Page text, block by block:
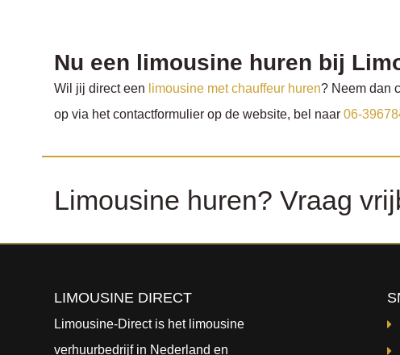
Nu een limousine huren bij
Wil jij direct een limousine met chauffeur huren? Neem dan
op via het contactformulier op de website, bel naar 06-
Limousine huren? Vraag
LIMOUSINE DIRECT
Limousine-Direct is het limousine
verhuurbedrijf in Nederland en